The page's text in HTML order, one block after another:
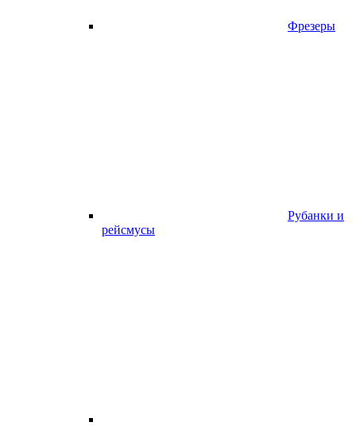
Фрезеры
Рубанки и
рейсмусы